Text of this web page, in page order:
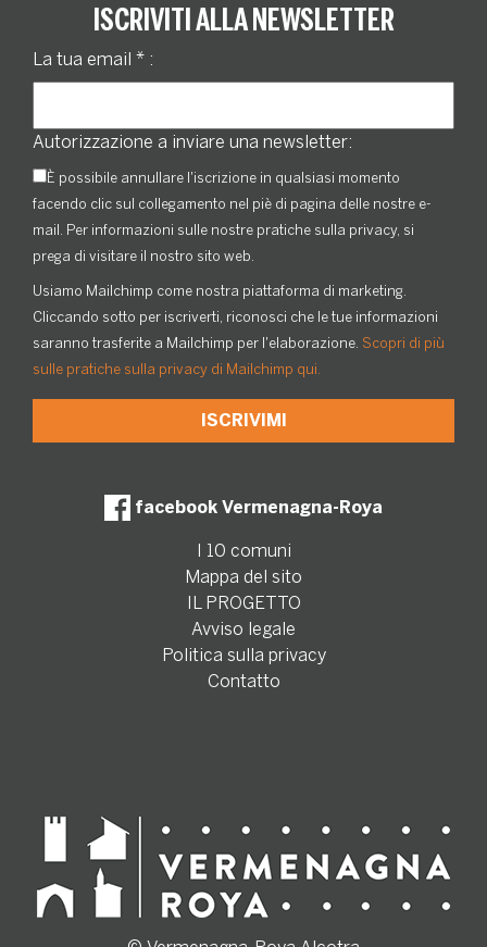
ISCRIVITI ALLA NEWSLETTER
La tua email * :
Autorizzazione a inviare una newsletter:
È possibile annullare l'iscrizione in qualsiasi momento
facendo clic sul collegamento nel piè di pagina delle nostre e-
mail. Per informazioni sulle nostre pratiche sulla privacy, si
prega di visitare il nostro sito web.
Usiamo Mailchimp come nostra piattaforma di marketing.
Cliccando sotto per iscriverti, riconosci che le tue informazioni
saranno trasferite a Mailchimp per l'elaborazione. Scopri di più
sulle pratiche sulla privacy di Mailchimp qui.
facebook Vermenagna-Roya
I 10 comuni
Mappa del sito
IL PROGETTO
Avviso legale
Politica sulla privacy
Contatto